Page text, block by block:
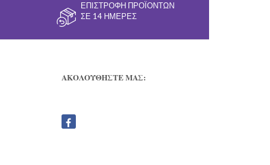
ΕΠΙΣΤΡΟΦΉ ΠΡΟΪΌΝΤΩΝ
ΣΕ 14 ΗΜΈΡΕΣ
ΑΚΟΛΟΥΘΗΣΤΕ ΜΑΣ: